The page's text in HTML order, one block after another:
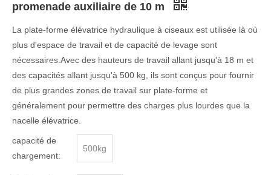
promenade auxiliaire de 10 m
La plate-forme élévatrice hydraulique à ciseaux est utilisée là où
plus d'espace de travail et de capacité de levage sont
nécessaires.Avec des hauteurs de travail allant jusqu'à 18 m et
des capacités allant jusqu'à 500 kg, ils sont conçus pour fournir
de plus grandes zones de travail sur plate-forme et
généralement pour permettre des charges plus lourdes que la
nacelle élévatrice.
capacité de
chargement:
500kg